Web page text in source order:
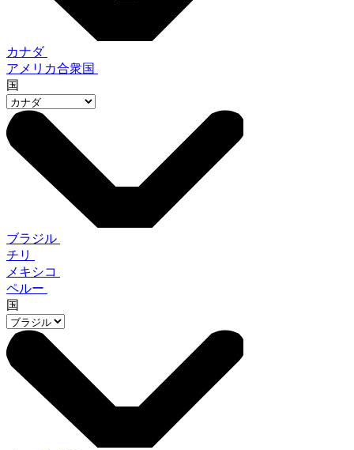
カナダ
アメリカ合衆国
国
ブラジル
チリ
メキシコ
ペルー
国